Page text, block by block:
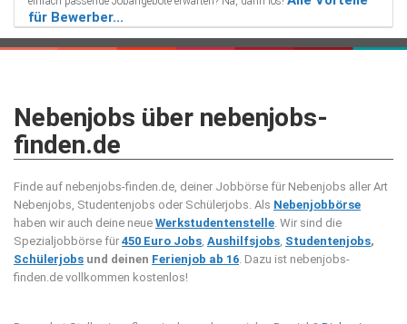
für Bewerber...
Nebenjobs über nebenjobs-
finden.de
Finde auf nebenjobs-finden.de, deiner Jobbörse für Nebenjobs aller Art
Nebenjobs, Studentenjobs oder Schülerjobs. Als Nebenjobbörse
haben wir auch deine neue Werkstudentenstelle. Wir sind die
Spezialjobbörse für 450 Euro Jobs, Aushilfsjobs, Studentenjobs,
Schülerjobs und deinen Ferienjob ab 16. Dazu ist nebenjobs-
finden.de vollkommen kostenlos!